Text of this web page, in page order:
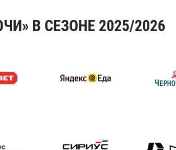
В СЕЗОНЕ 2025/2026